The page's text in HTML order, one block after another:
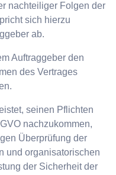
nachteiliger Folgen der
sich hierzu
ab.
Auftraggeber den
des Vertrages
seinen Pflichten
nachzukommen,
Überprüfung der
und organisatorischen
der Sicherheit der